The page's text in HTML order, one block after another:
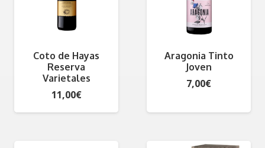
Coto de Hayas
Reserva
Varietales
11,00€
Aragonia Tinto
Joven
7,00€